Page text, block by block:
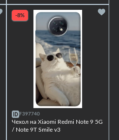
-8%
F397740
Чехол на Xiaomi Redmi Note 9 5G
/ Note 9T Smile v3